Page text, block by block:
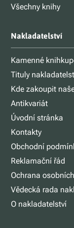
Všechny knihy
Nakladatelství
Kamenné
Tituly
Kde zakoupit
Antikvariát
Úvodní stránka
Kontakty
Obchodní
Reklamační řád
Ochrana
Vědecká rada
O nakladatelství